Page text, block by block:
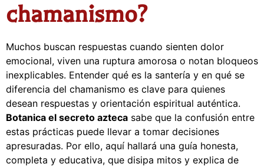
chamanismo?
Muchos buscan respuestas cuando sienten dolor
emocional, viven una ruptura amorosa o notan bloqueos
inexplicables. Entender qué es la santería y en qué se
diferencia del chamanismo es clave para quienes
desean respuestas y orientación espiritual auténtica.
Botanica el secreto azteca sabe que la confusión entre
estas prácticas puede llevar a tomar decisiones
apresuradas. Por ello, aquí hallará una guía honesta,
completa y educativa, que disipa mitos y explica de